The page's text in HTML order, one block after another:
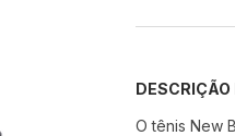
DESCRIÇÃO
O tênis New